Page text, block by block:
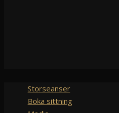
Storseanser
Boka sittning